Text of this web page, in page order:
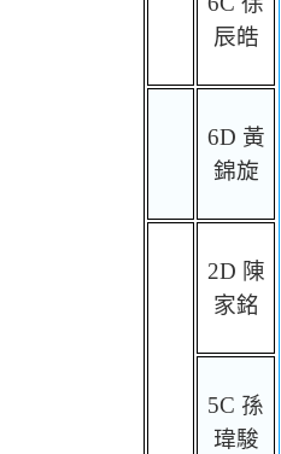
辰皓
6D 黃
錦旋
2D 陳
家銘
5C 孫
瑋駿